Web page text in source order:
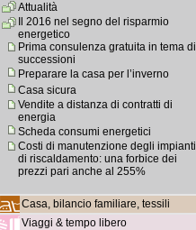
Attualità
Il 2016 nel segno del risparmio
energetico
Prima consulenza gratuita in tema di
successioni
Preparare la casa per l’inverno
Casa sicura
Vendite a distanza di contratti di
energia
Scheda consumi energetici
Costi di manutenzione degli impianti
di riscaldamento: una forbice dei
prezzi pari anche al 255%
Casa, bilancio familiare, tessili
Viaggi & tempo libero